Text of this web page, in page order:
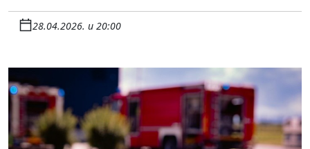
28.04.2026. u 20:00